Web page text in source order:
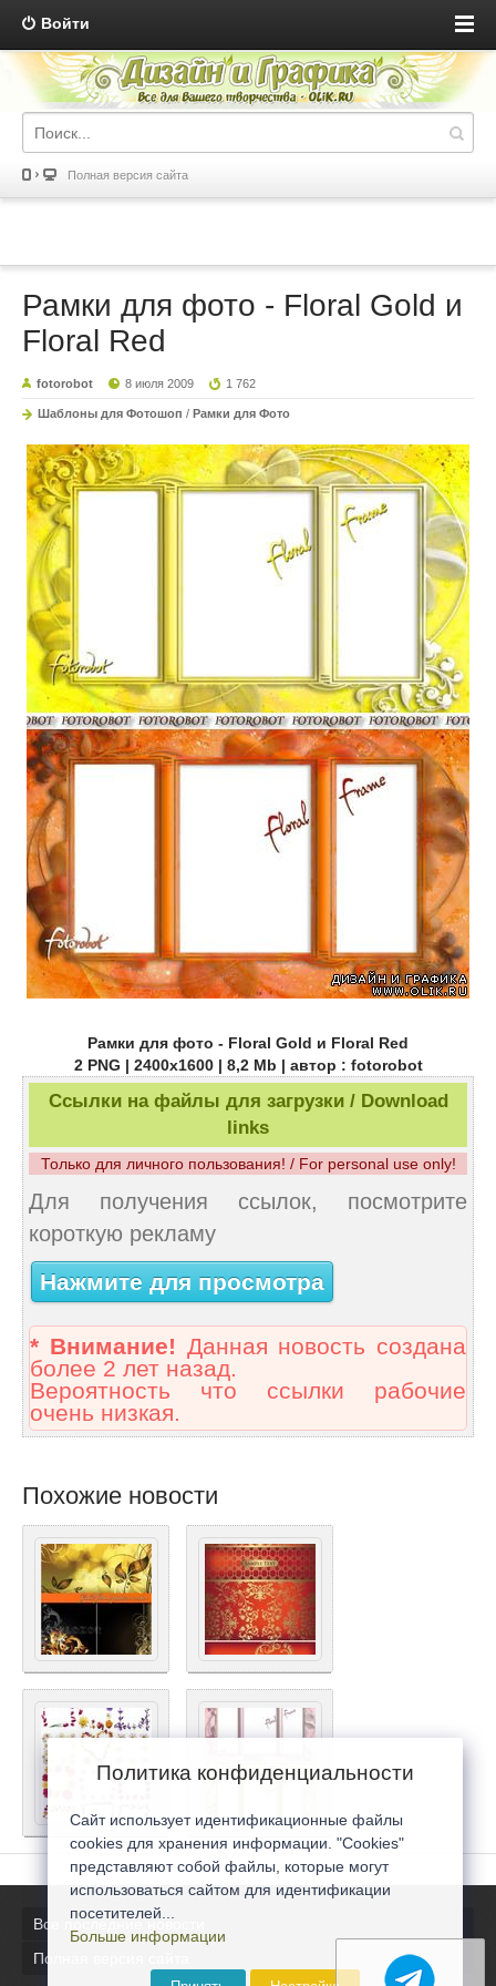
Войти
Полная версия сайта
Рамки для фото - Floral Gold и
Floral Red
fotorobot 8 июля 2009 1 762
Шаблоны для Фотошоп / Рамки для Фото
Рамки для фото - Floral Gold и Floral Red
2 PNG | 2400х1600 | 8,2 Mb | автор : fotorobot
Ссылки на файлы для загрузки / Download
links
Только для личного пользования! / For personal use only!
Для получения ссылок, посмотрите
короткую рекламу
Нажмите для просмотра
* Внимание! Данная новость создана
более 2 лет назад.
Вероятность что ссылки рабочие
очень низкая.
Похожие новости
Все последние новости
Полная версия сайта
Политика конфиденциальности
Сайт использует идентификационные файлы
cookies для хранения информации. "Cookies"
представляют собой файлы, которые могут
использоваться сайтом для идентификации
посетителей...
Больше информации